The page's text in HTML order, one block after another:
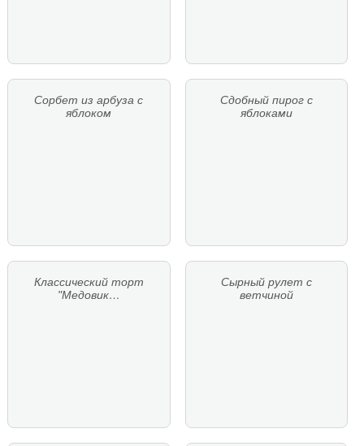
Сорбет из арбуза с
яблоком
Сдобный пирог с
яблоками
Классический торт
"Медовик…
Сырный рулет с
ветчиной